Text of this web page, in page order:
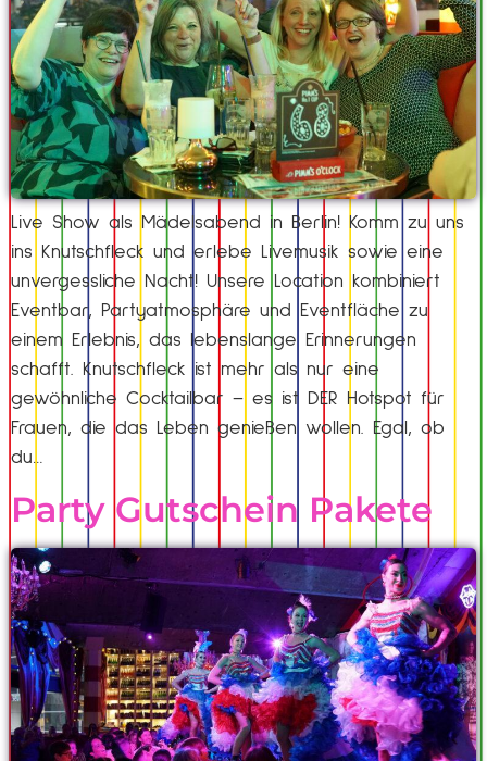
Live Show als Mädelsabend in Berlin! Komm zu uns
ins Knutschfleck und erlebe Livemusik sowie eine
unvergessliche Nacht! Unsere Location kombiniert
Eventbar, Partyatmosphäre und Eventfläche zu
einem Erlebnis, das lebenslange Erinnerungen
schafft. Knutschfleck ist mehr als nur eine
gewöhnliche Cocktailbar – es ist DER Hotspot für
Frauen, die das Leben genießen wollen. Egal, ob
du…
Party Gutschein Pakete